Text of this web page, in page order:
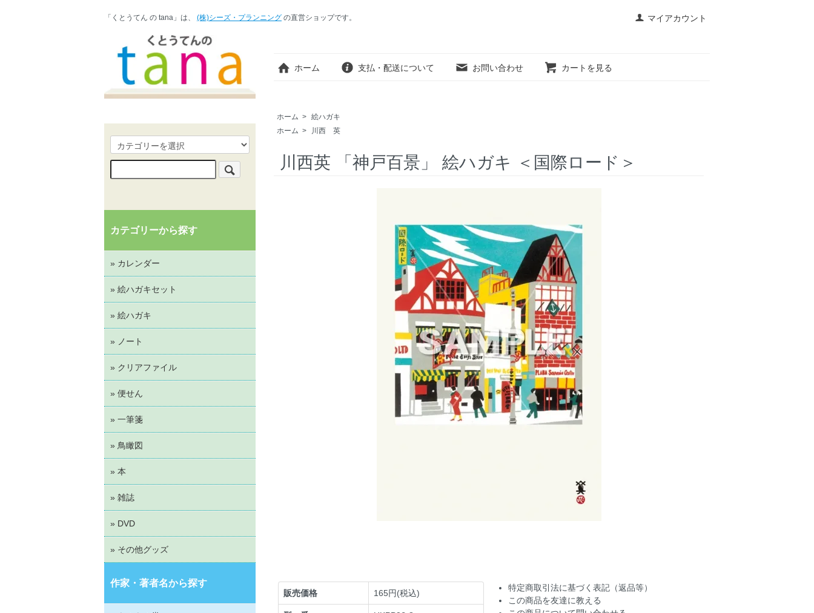
マイアカウント
「くとうてん の tana」は、 (株)シーズ・プランニング の直営ショップです。
ホーム 支払・配送について お問い合わせ カートを見る
ホーム > 絵ハガキ
ホーム > 川西 英
川西英 「神戸百景」 絵ハガキ ＜国際ロード＞
販売価格 165円(税込)
特定商取引法に基づく表記（返品等）
この商品を友達に教える
カテゴリーから探す
» カレンダー
» 絵ハガキセット
» 絵ハガキ
» ノート
» クリアファイル
» 便せん
» 一筆箋
» 鳥瞰図
» 本
» 雑誌
» DVD
» その他グッズ
作家・著者名から探す